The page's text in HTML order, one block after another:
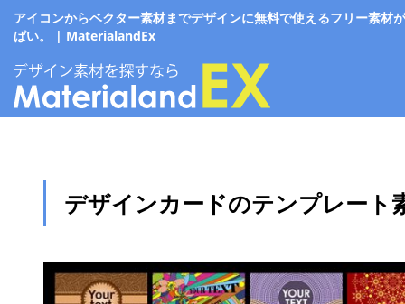
アイコンからベクター素材までデザインに無料で使えるフリー素材
ぱい。 | MaterialandEx
デザインカードのテンプレート